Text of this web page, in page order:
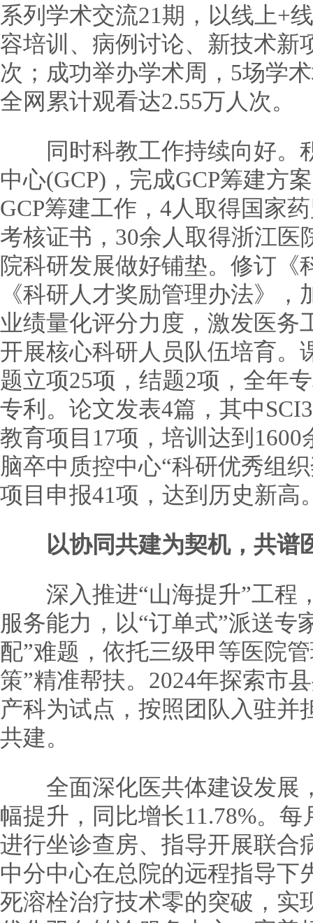
系列学术交流21期，以线上+
容培训、病例讨论、新技术新
次；成功举办学术周，5场学
全网累计观看达2.55万人次。
同时科教工作持续向好。
中心(GCP)，完成GCP筹建方
GCP筹建工作，4人取得国家
考核证书，30余人取得浙江医
院科研发展做好铺垫。修订《
《科研人才奖励管理办法》
业绩量化评分力度，激发医务
开展核心科研人员队伍培育。
题立项25项，结题2项，全年
专利。论文发表4篇，其中
教育项目17项，培训达到
脑卒中质控中心“科研优秀组
项目申报41项，达到历史新高
以协同共建为契机，共谱
深入推进“山海提升”工程
服务能力，以“订单式”派送专
配”难题，依托三级甲等医院
策”精准帮扶。2024年探索市
产科为试点，按照团队入驻并
共建。
全面深化医共体建设发展
幅提升，同比增长11.78%。
进行坐诊查房、指导开展联合
中分中心在总院的远程指导下
死溶栓治疗技术零的突破，实